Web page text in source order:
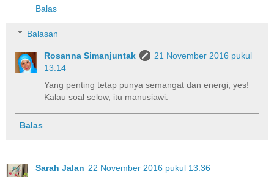
Balas
Balasan
Rosanna Simanjuntak
21 November 2016 pukul
13.14
Yang penting tetap punya semangat dan energi, yes!
Kalau soal selow, itu manusiawi.
Balas
Sarah Jalan 22 November 2016 pukul 13.36